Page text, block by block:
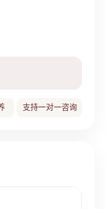
支持一对一咨询